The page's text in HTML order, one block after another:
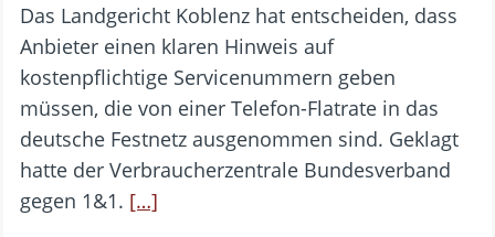
Das Landgericht Koblenz hat entscheiden, dass
Anbieter einen klaren Hinweis auf
kostenpflichtige Servicenummern geben
müssen, die von einer Telefon-Flatrate in das
deutsche Festnetz ausgenommen sind. Geklagt
hatte der Verbraucherzentrale Bundesverband
gegen 1&1. […]